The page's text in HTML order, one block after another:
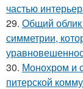
частью
29. Общий облик
симметрии,
30. Монохром и
питерской